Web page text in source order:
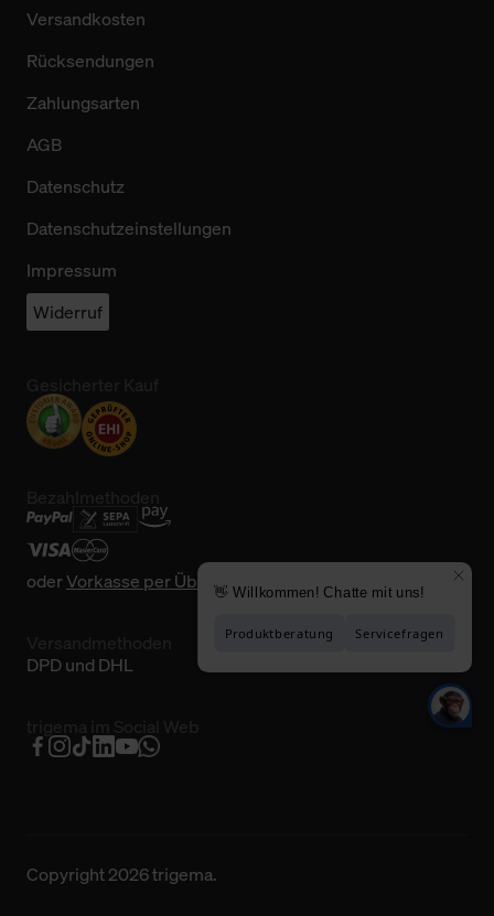
Versandkosten
Rücksendungen
Zahlungsarten
AGB
Datenschutz
Datenschutzeinstellungen
Impressum
Widerruf
oderVorkasse per Überweisung
DPD und DHL
Copyright 2026 trigema.